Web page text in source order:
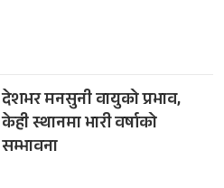
देशभर मनसुनी वायुको प्रभाव,
केही स्थानमा भारी वर्षाको
सम्भावना